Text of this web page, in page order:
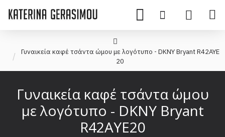
Γυναικεία καφέ τσάντα ώμου με λογότυπο - DKNY Bryant R42AYE
20
Γυναικεία καφέ τσάντα ώμου
με λογότυπο - DKNY Bryant
R42AYE20